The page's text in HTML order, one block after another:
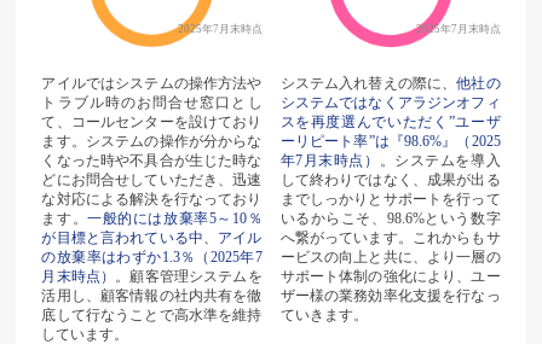
2025年7月末時点
アイルではシステムの操作方法や
トラブル時のお問合せ窓口とし
て、コールセンターを設けており
ます。システムの操作が分からな
くなった時や不具合が生じた時な
どにお問合せしていただき、迅速
な対応による解決を行なっており
ます。一般的には放棄率5～10％
が目標と言われている中、アイル
の放棄率はわずか1.3％（2025年7
月末時点）
。顧客管理システムを
活用し、顧客情報の社内共有を徹
底して行なうことで高水準を維持
しています。
2025年7月末時点
システム入れ替えの際に、他社の
システムではなくアラジンオフィ
スを再度選んでいただく”ユーザ
ーリピート率”は『98.6%』（2025
年7月末時点）
。システムを導入
して終わりではなく、成果が出る
までしっかりとサポートを行って
いるからこそ、98.6%という数字
へ繋がっています。これからもサ
ービスの向上と共に、より一層の
サポート体制の強化により、ユー
ザー様の業務効率化支援を行なっ
ていきます。